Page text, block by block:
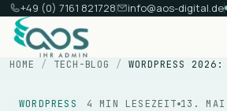
+49 (0) 7161 821728 info@aos-digital.de
Aufbau & Betrieb
HOME / TECH-BLOG /WORDPRESS
WORDPRESS 4 MIN LESEZEIT 13.